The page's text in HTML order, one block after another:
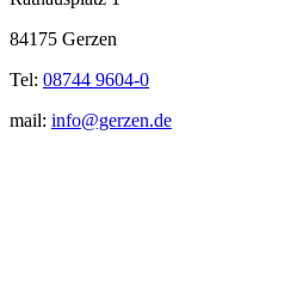
84175 Gerzen
Tel: 08744 9604-0
mail: info@gerzen.de